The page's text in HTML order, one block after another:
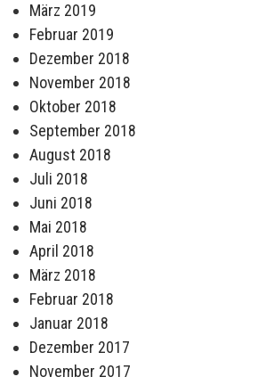
März 2019
Februar 2019
Dezember 2018
November 2018
Oktober 2018
September 2018
August 2018
Juli 2018
Juni 2018
Mai 2018
April 2018
März 2018
Februar 2018
Januar 2018
Dezember 2017
November 2017